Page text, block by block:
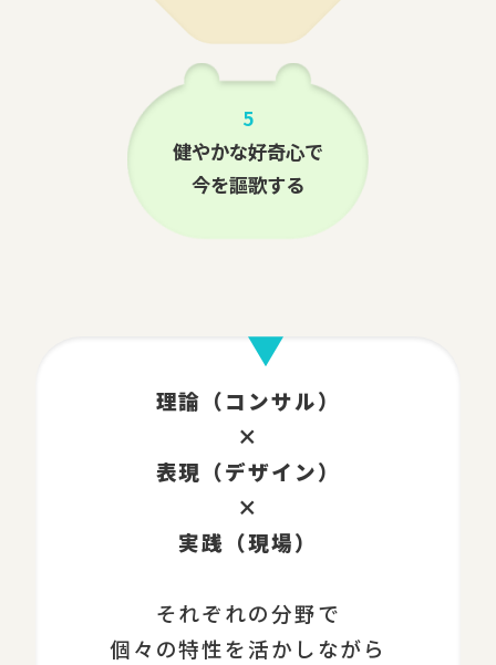
5
健やかな好奇心で
今を謳歌する
理論（コンサル）
×
表現（デザイン）
×
実践（現場）
それぞれの分野で
個々の特性を活かしながら